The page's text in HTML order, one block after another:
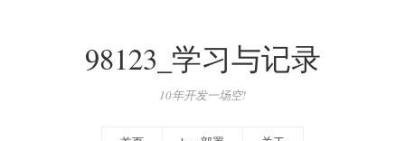
98123_学习与记录
10年开发一场空!